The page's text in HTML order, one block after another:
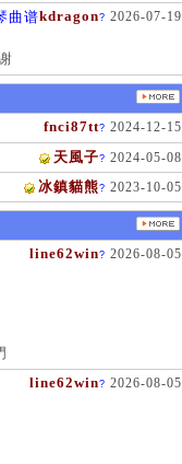
kdragon? 2026-07-19
曲谱
fnci87tt? 2024-12-15
天風子? 2024-05-08
冰鎮貓熊? 2023-10-05
line62win? 2026-08-05
line62win? 2026-08-05